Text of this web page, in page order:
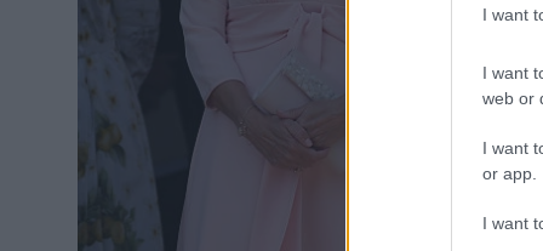
I want
I want
web or
I want
or app.
I want